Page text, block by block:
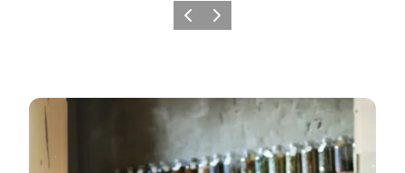
ForrigeNæste
Restauranter i Aarhus